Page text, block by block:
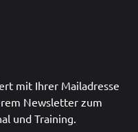
mit Ihrer Mailadresse
Newsletter zum
und Training.